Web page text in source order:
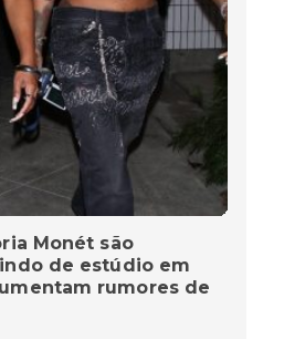
Monét são
de estúdio em
rumores de